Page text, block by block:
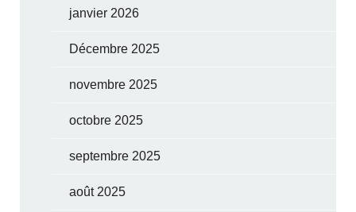
janvier 2026
Décembre 2025
novembre 2025
octobre 2025
septembre 2025
août 2025